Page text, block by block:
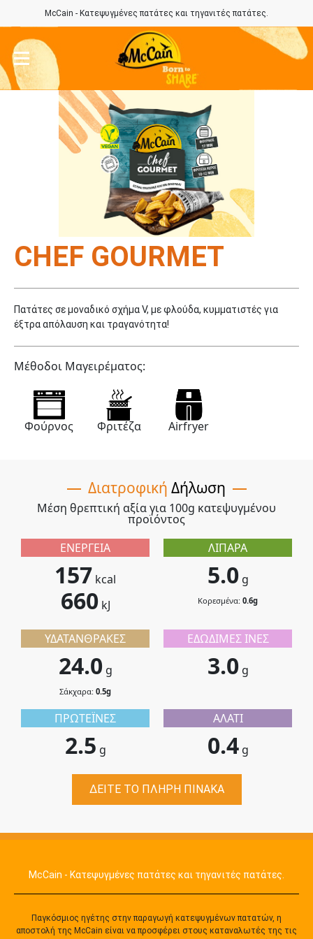
McCain - Κατεψυγμένες πατάτες και τηγανιτές πατάτες.
CHEF GOURMET
Πατάτες σε μοναδικό σχήμα V, με φλούδα, κυμματιστές για
έξτρα απόλαυση και τραγανότητα!
Μέθοδοι Μαγειρέματος:
Φούρνος Φριτέζα Airfryer
Διατροφική Δήλωση
Μέση θρεπτική αξία για 100g κατεψυγμένου
προϊόντος
ΕΝΈΡΓΕΙΑ
157 kcal
660kJ
ΛΙΠΑΡΆ
5.0g
Κορεσμένα: 0.6g
ΥΔΑΤΆΝΘΡΑΚΕΣ
24.0g
Σάκχαρα: 0.5g
ΕΔΏΔΙΜΕΣ ΊΝΕΣ
3.0g
ΠΡΩΤΕΪΝΕΣ
2.5 g
ΑΛΆΤΙ
0.4g
ΔΕΊΤΕ ΤΟ ΠΛΉΡΗ ΠΊΝΑΚΑ
McCain - Κατεψυγμένες πατάτες και τηγανιτές πατάτες.
Παγκόσμιος ηγέτης στην παραγωγή κατεψυγμένων πατατών, η
αποστολή της McCain είναι να προσφέρει στους καταναλωτές της τις